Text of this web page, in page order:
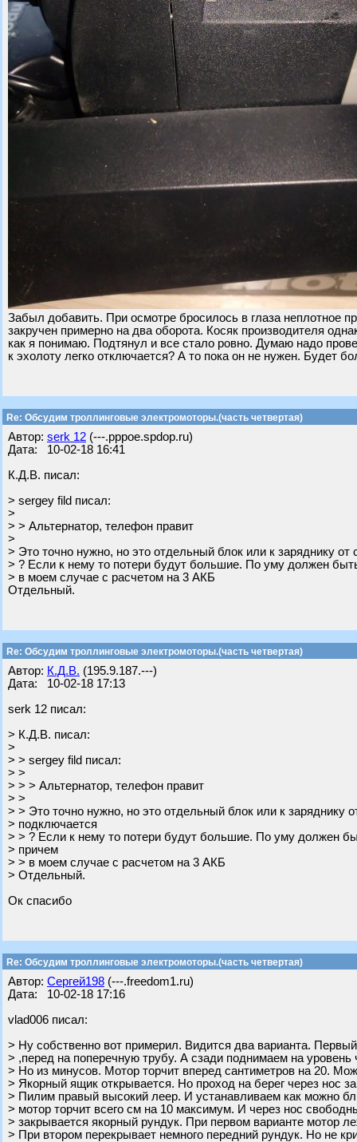
Забыл добавить. При осмотре бросилось в глаза неплотное
закручен примерно на два оборота. Косяк производителя
как я понимаю. Подтянул и все стало ровно. Думаю надо
к эхолоту легко отключается? А то пока он не нужен. Будет
Re: Обсудим троллинговые электромоторы.(часть четвертая)
Автор: serk 12 (---.pppoe.spdop.ru)
Дата: 10-02-18 16:41
К.Д.В. писал:
> sergey fild писал:
>
> > Альтернатор, телефон правит
>
> Это точно нужно, но это отдельный блок или к заряднику от
> ? Если к нему то потери будут большие. По уму должен
> в моем случае с расчетом на 3 АКБ
Отдельный.
Re: Обсудим троллинговые электромоторы.(часть четвертая)
Автор: К.Д.В. (195.9.187.---)
Дата: 10-02-18 17:13
serk 12 писал:
> К.Д.В. писал:
>
> > sergey fild писал:
> >
> > > Альтернатор, телефон правит
> >
> > Это точно нужно, но это отдельный блок или к заряднику
> подключается
> > ? Если к нему то потери будут большие. По уму должен
> причем
> > в моем случае с расчетом на 3 АКБ
> Отдельный.
Ок спасибо
Re: Обсудим троллинговые электромоторы.(часть четвертая)
Автор: Сергей198 (---.freedom1.ru)
Дата: 10-02-18 17:16
vlad006 писал:
> Ну собственно вот примерил. Видится два варианта.
> ,перед на поперечную трубу. А сзади поднимаем на уровень
> Но из минусов. Мотор торчит вперед сантиметров на 20.
> Якорный ящик открывается. Но проход на берег через нос
> Пилим правый высокий леер. И устанавливаем как можно
> мотор торчит всего см на 10 максимум. И через нос
> закрывается якорный рундук. При первом варианте мотор
> При втором перекрывает немного передний рундук. Но не